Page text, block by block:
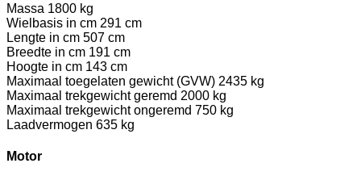
Massa 1800 kg
Wielbasis in cm 291 cm
Lengte in cm 507 cm
Breedte in cm 191 cm
Hoogte in cm 143 cm
Maximaal toegelaten gewicht (GVW) 2435 kg
Maximaal trekgewicht geremd 2000 kg
Maximaal trekgewicht ongeremd 750 kg
Laadvermogen 635 kg
Motor